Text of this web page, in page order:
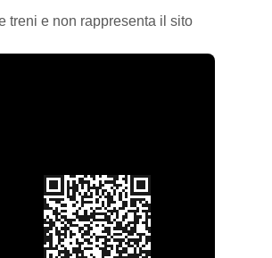
treni e non rappresenta il sito